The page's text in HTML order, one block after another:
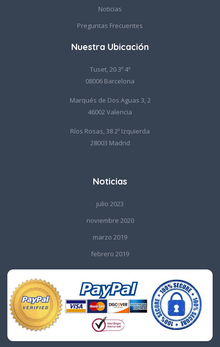
Noticias
Preguntas Frecuentes
Nuestra Ubicación
Tuset, 20 3º 4ª
08006 Barcelona
Marqués de Dos Aguas 3, 2
46002 Valencia
Ríos Rosas, 38 2º Izquierda
28003 Madrid
Noticias
julio 2023
noviembre 2020
marzo 2019
febrero 2019